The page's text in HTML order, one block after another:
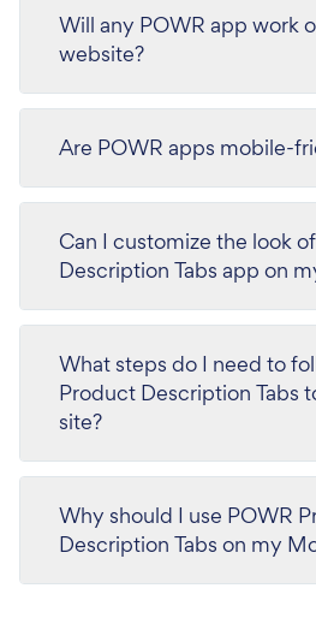
Will any POWR app work
website?
Are POWR apps mobile-
Can I customize the look
Description Tabs app on
What steps do I need to
Product Description Tabs
site?
Why should I use POWR
Description Tabs on my